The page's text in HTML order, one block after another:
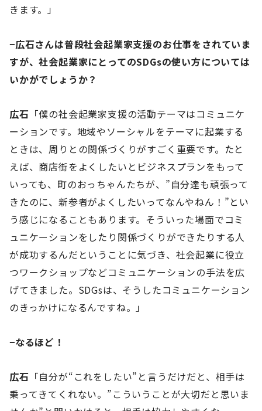
きます。」
−広石さんは普段社会起業家支援のお仕事をされていま
すが、社会起業家にとってのSDGsの使い方については
いかがでしょうか？
広石 「僕の社会起業家支援の活動テーマはコミュニケ
ーションです。地域やソーシャルをテーマに起業する
ときは、周りとの関係づくりがすごく重要です。たと
えば、商店街をよくしたいとビジネスプランをもって
いっても、町のおっちゃんたちが、”自分達も頑張って
きたのに、新参者がよくしたいってなんやねん！”とい
う感じになることもあります。そういった場面でコミ
ュニケーションをしたり関係づくりができたりする人
が成功するんだということに気づき、社会起業に役立
つワークショップなどコミュニケーションの手法を広
げてきました。SDGsは、そうしたコミュニケーション
のきっかけになるんですね。」
−なるほど！
広石 「自分が“これをしたい”と言うだけだと、相手は
乗ってきてくれない。”こういうことが大切だと思いま